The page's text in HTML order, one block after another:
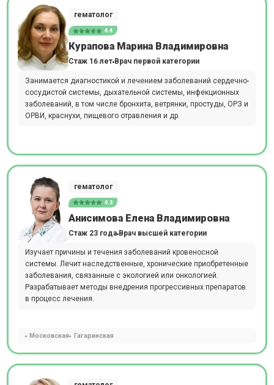
гематолог
4.4
Курапова Марина Владимировна
Стаж 16 лет Врач первой категории
Занимается диагностикой и лечением заболеваний сердечно-
сосудистой системы, дыхательной системы, инфекционных
заболеваний, в том числе бронхита, ветрянки, простуды, ОРЗ и
ОРВИ, краснухи, пищевого отравления и др.
гематолог
4.3
Анисимова Елена Владимировна
Стаж 23 года Врач высшей категории
Изучает причины и течения заболеваний кровеносной
системы. Лечит наследственные, хронические приобретенные
заболевания, связанные с экологией или онкологией.
Разрабатывает методы внедрения прогрессивных препаратов
в процесс лечения.
Московская Гагаринская